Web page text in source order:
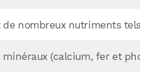
nombreux nutriments tels
minéraux (calcium, fer et